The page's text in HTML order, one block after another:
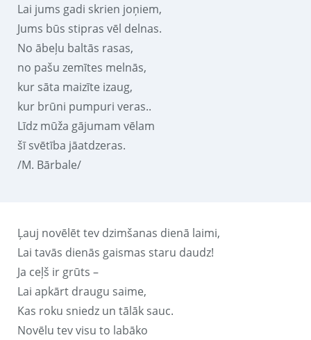
Lai jums gadi skrien joņiem,
Jums būs stipras vēl delnas.
No ābeļu baltās rasas,
no pašu zemītes melnās,
kur sāta maizīte izaug,
kur brūni pumpuri veras..
Līdz mūža gājumam vēlam
šī svētība jāatdzeras.
/M. Bārbale/
Ļauj novēlēt tev dzimšanas dienā laimi,
Lai tavās dienās gaismas staru daudz!
Ja ceļš ir grūts –
Lai apkārt draugu saime,
Kas roku sniedz un tālāk sauc.
Novēlu tev visu to labāko